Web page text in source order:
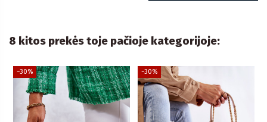
8 kitos prekės toje pačioje kategorijoje:
−30% −30%